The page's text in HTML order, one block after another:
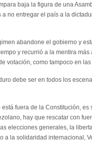
baja la figura de una
no entregar el país a la
abandone el gobierno y
y recurrió a la mentira
votación, como tampoco en las
debe ser en todos los
fuera de la Constitución,
hay que rescatar con
elecciones generales, la
a la solidaridad internacional,